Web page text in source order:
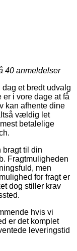
40 anmeldelser
et bredt udvalg
i vore dage at få
kan afhente dine
vældig let
betalelige
bragt til din
Fragtmuligheden
men
for fragt er
dog stiller krav
hvis vi
er det komplet
leveringstid